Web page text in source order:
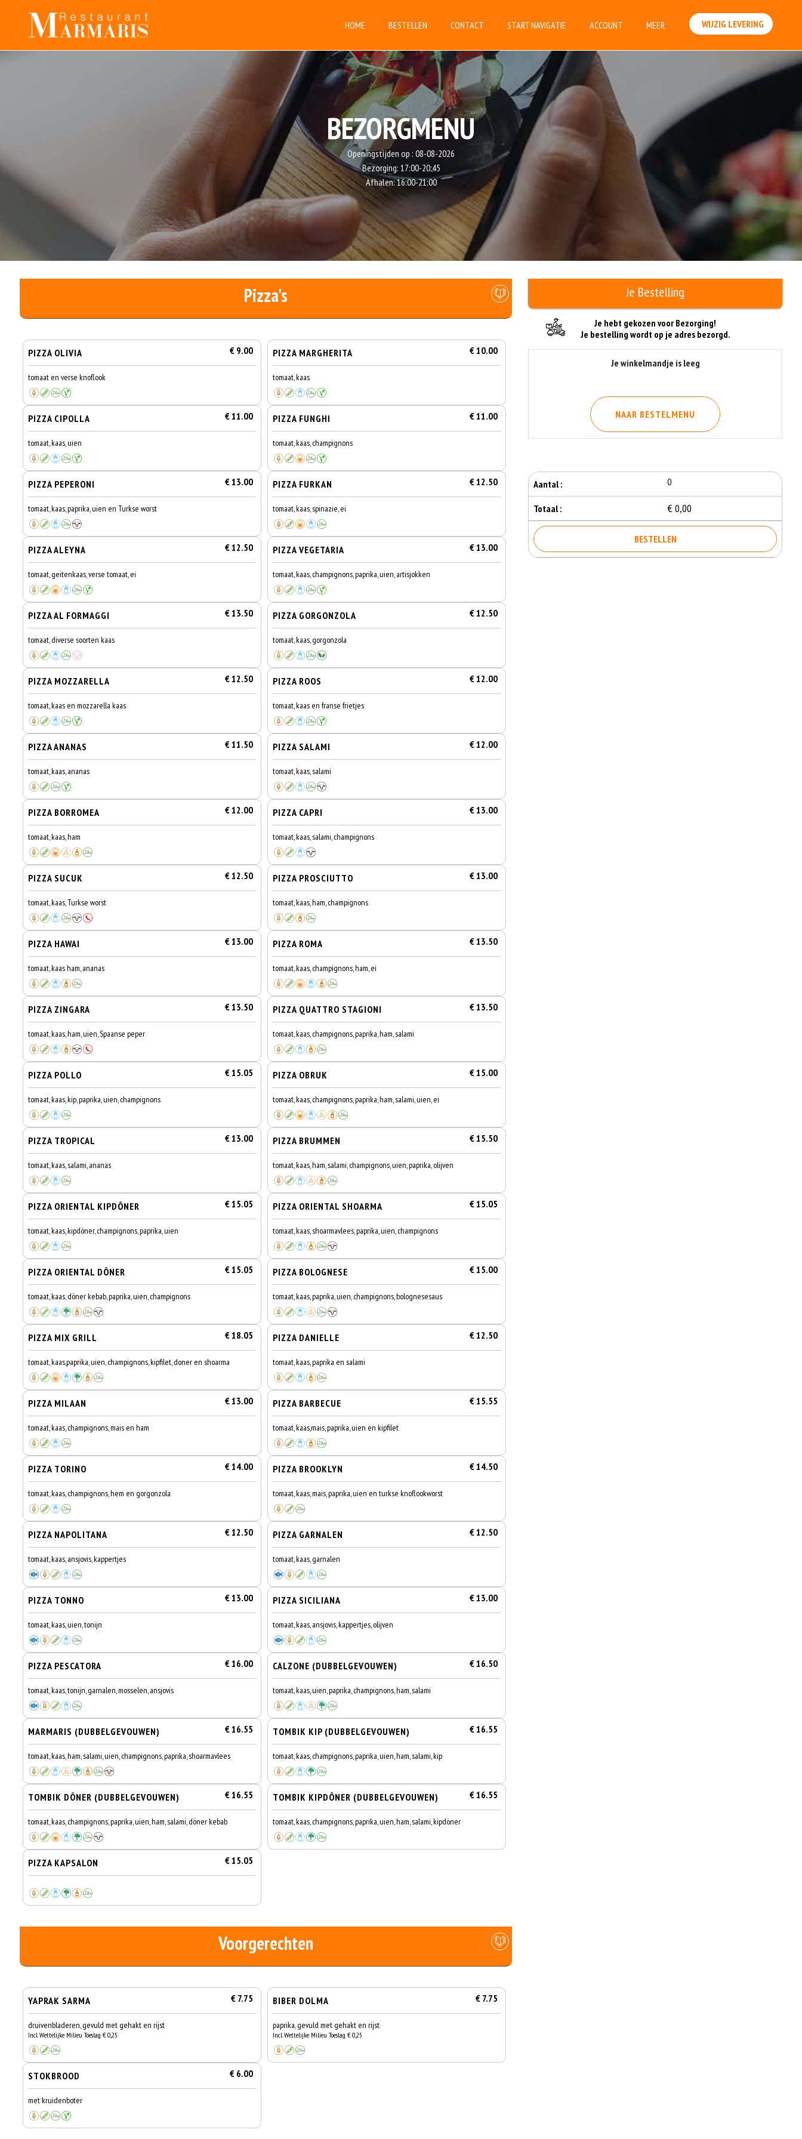
HOME BESTELLEN CONTACT START NAVIGATIE ACCOUNT MEER WIJZIG LEVERING
BEZORGMENU
Openingstijden op : 08-08-2026
Bezorging: 17:00-20:45
Afhalen:16:00-21:00
Pizza's
PIZZA OLIVIA € 9.00
tomaat en verse knoflook
PIZZA MARGHERITA € 10.00
tomaat, kaas
PIZZA CIPOLLA € 11.00
tomaat, kaas, uien
PIZZA FUNGHI € 11.00
tomaat, kaas, champignons
PIZZA PEPERONI € 13.00
tomaat, kaas, paprika, uien en Turkse worst
PIZZA FURKAN € 12.50
tomaat, kaas, spinazie, ei
PIZZA ALEYNA € 12.50
tomaat, geitenkaas, verse tomaat, ei
PIZZA VEGETARIA € 13.00
tomaat, kaas, champignons, paprika, uien, artisjokken
PIZZA AL FORMAGGI € 13.50
tomaat, diverse soorten kaas
PIZZA GORGONZOLA € 12.50
tomaat, kaas, gorgonzola
PIZZA MOZZARELLA € 12.50
tomaat, kaas en mozzarella kaas
PIZZA ROOS € 12.00
tomaat, kaas en franse frietjes
PIZZA ANANAS € 11.50
tomaat, kaas, ananas
PIZZA SALAMI € 12.00
tomaat, kaas, salami
PIZZA BORROMEA € 12.00
tomaat, kaas, ham
PIZZA CAPRI € 13.00
tomaat, kaas, salami, champignons
PIZZA SUCUK € 12.50
tomaat, kaas, Turkse worst
PIZZA PROSCIUTTO € 13.00
tomaat, kaas, ham, champignons
PIZZA HAWAI € 13.00
tomaat, kaas ham, ananas
PIZZA ROMA € 13.50
tomaat, kaas, champignons, ham, ei
PIZZA ZINGARA € 13.50
tomaat, kaas, ham, uien, Spaanse peper
PIZZA QUATTRO STAGIONI € 13.50
tomaat, kaas, champignons, paprika, ham, salami
PIZZA POLLO € 15.05
tomaat, kaas, kip, paprika, uien, champignons
PIZZA OBRUK € 15.00
tomaat, kaas, champignons, paprika, ham, salami, uien, ei
PIZZA TROPICAL € 13.00
tomaat, kaas, salami, ananas
PIZZA BRUMMEN € 15.50
tomaat, kaas, ham, salami, champignons, uien, paprika, olijven
PIZZA ORIENTAL KIPDÖNER € 15.05
tomaat, kaas, kipdöner, champignons, paprika, uien
PIZZA ORIENTAL SHOARMA € 15.05
tomaat, kaas, shoarmavlees, paprika, uien, champignons
PIZZA ORIENTAL DÖNER € 15.05
tomaat, kaas, döner kebab, paprika, uien, champignons
PIZZA BOLOGNESE € 15.00
tomaat, kaas, paprika, uien, champignons, bolognesesaus
PIZZA MIX GRILL € 18.05
tomaat, kaas,paprika, uien, champignons, kipfilet, doner en shoarma
PIZZA DANIELLE € 12.50
tomaat, kaas, paprika en salami
PIZZA MILAAN € 13.00
tomaat, kaas, champignons, mais en ham
PIZZA BARBECUE € 15.55
tomaat, kaas,mais, paprika, uien en kipfilet
PIZZA TORINO € 14.00
tomaat, kaas, champignons, hem en gorgonzola
PIZZA BROOKLYN € 14.50
tomaat, kaas, mais, paprika, uien en turkse knoflookworst
PIZZA NAPOLITANA € 12.50
tomaat, kaas, ansjovis, kappertjes
PIZZA GARNALEN € 12.50
tomaat, kaas, garnalen
PIZZA TONNO € 13.00
tomaat, kaas, uien, tonijn
PIZZA SICILIANA € 13.00
tomaat, kaas, ansjovis, kappertjes, olijven
PIZZA PESCATORA € 16.00
tomaat, kaas, tonijn, garnalen, mosselen, ansjovis
CALZONE (DUBBELGEVOUWEN) € 16.50
tomaat, kaas, uien, paprika, champignons, ham, salami
MARMARIS (DUBBELGEVOUWEN) € 16.55
tomaat, kaas, ham, salami, uien, champignons, paprika, shoarmavlees
TOMBIK KIP (DUBBELGEVOUWEN) € 16.55
tomaat, kaas, champignons, paprika, uien, ham, salami, kip
TOMBIK DÖNER (DUBBELGEVOUWEN) € 16.55
tomaat, kaas, champignons, paprika, uien, ham, salami, döner kebab
TOMBIK KIPDÖNER (DUBBELGEVOUWEN) € 16.55
tomaat, kaas, champignons, paprika, uien, ham, salami, kipdöner
PIZZA KAPSALON € 15.05
Voorgerechten
YAPRAK SARMA € 7.75
druivenbladeren, gevuld met gehakt en rijst
Incl. Wettelijke Milieu Toeslag € 0,25
BIBER DOLMA € 7.75
paprika, gevuld met gehakt en rijst
Incl. Wettelijke Milieu Toeslag € 0,25
STOKBROOD € 6.00
met kruidenboter
Je hebt gekozen voor Bezorging!
Je bestelling wordt op je adres bezorgd.
Je winkelmandje is leeg
NAAR BESTELMENU
Aantal : 0
Totaal : € 0,00
BESTELLEN
Je Bestelling